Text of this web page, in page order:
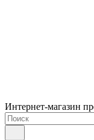
Интернет-магазин